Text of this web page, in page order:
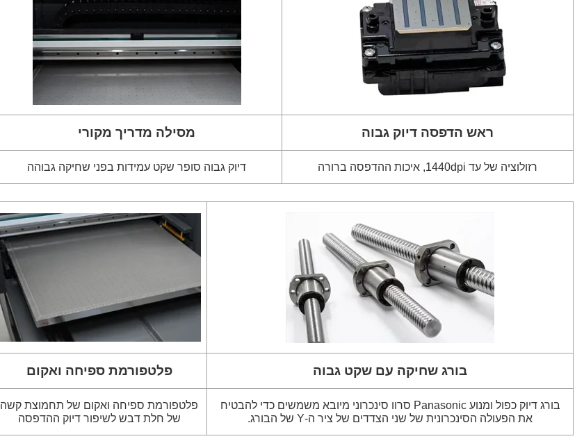
ראש הדפסה דיוק גבוה מסילה מדריך מקורי
רזולוציה של עד 1440dpi, איכות ההדפסה ברורה דיוק גבוה סופר שקט עמידות בפני שחיקה גבוהה
בורג שחיקה עם שקט גבוה פלטפורמת ספיחה ואקום
בורג דיוק כפול ומנוע Panasonic סרוו סינכרוני מיובא משמשים כדי להבטיח
את הפעולה הסינכרונית של שני הצדדים של ציר ה-Y של הבורג.
פלטפורמת ספיחה ואקום של תחמוצת קשה
של חלת דבש לשיפור דיוק ההדפסה